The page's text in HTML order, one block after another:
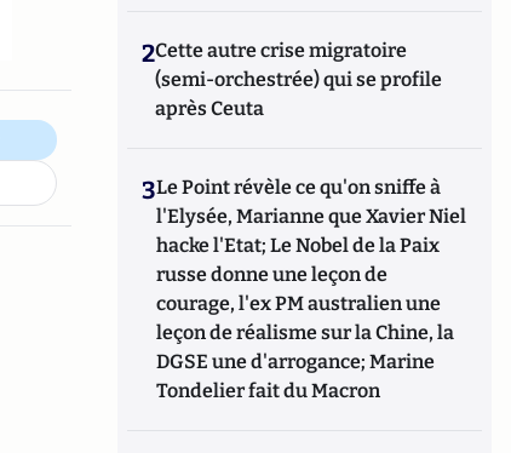
2Cette autre crise migratoire
(semi-orchestrée) qui se profile
après Ceuta
3Le Point révèle ce qu'on sniffe à
l'Elysée, Marianne que Xavier Niel
hacke l'Etat; Le Nobel de la Paix
russe donne une leçon de
courage, l'ex PM australien une
leçon de réalisme sur la Chine, la
DGSE une d'arrogance; Marine
Tondelier fait du Macron